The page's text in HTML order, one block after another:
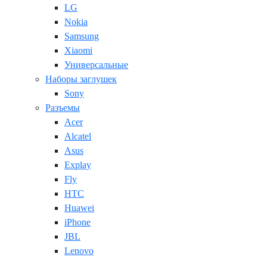
LG
Nokia
Samsung
Xiaomi
Универсальные
Наборы заглушек
Sony
Разъемы
Acer
Alcatel
Asus
Explay
Fly
HTC
Huawei
iPhone
JBL
Lenovo